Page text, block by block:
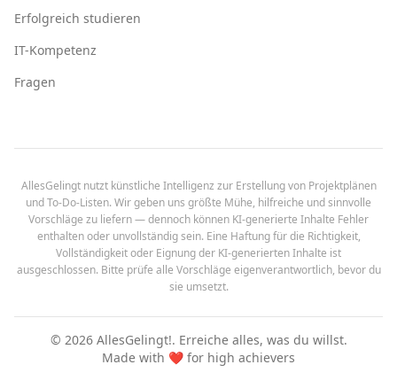
Erfolgreich studieren
IT-Kompetenz
Fragen
AllesGelingt nutzt künstliche Intelligenz zur Erstellung von Projektplänen
und To-Do-Listen. Wir geben uns größte Mühe, hilfreiche und sinnvolle
Vorschläge zu liefern — dennoch können KI-generierte Inhalte Fehler
enthalten oder unvollständig sein. Eine Haftung für die Richtigkeit,
Vollständigkeit oder Eignung der KI-generierten Inhalte ist
ausgeschlossen. Bitte prüfe alle Vorschläge eigenverantwortlich, bevor du
sie umsetzt.
© 2026AllesGelingt!. Erreiche alles, was du willst.
Made with ❤️ for high achievers